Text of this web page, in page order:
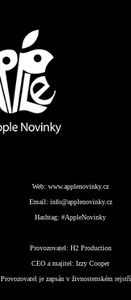
Web: www.applenovinky.cz
Email: info@applenovinky.cz
Hashtag: #AppleNovinky
Provozovatel: H2 Production
CEO a majitel: Izzy Cooper
Provozovatel je zapsán v živnostenském